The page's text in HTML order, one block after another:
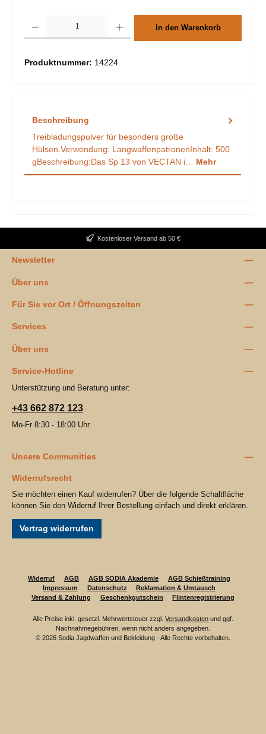
In den Warenkorb
Produktnummer: 14224
Beschreibung
Treibladungspulver für besonders große
Hülsen.Verwendung: LangwaffenpatronenInhalt: 500
gBeschreibung:Das Sp 13 von VECTAN i… Mehr
Kostenloser Versand ab 50 €
Newsletter
Über uns
Für Sie vor Ort / Öffnungszeiten
Services
Über uns
Service-Hotline
Unterstützung und Beratung unter:
+43 662 872 123
Mo-Fr 8:30 - 18:00 Uhr
Unsere Communities
Widerrufsrecht
Sie möchten einen Kauf widerrufen? Über die folgende Schaltfläche
können Sie den Widerruf Ihrer Bestellung einfach und direkt erklären.
Vertrag widerrufen
Widerruf AGB AGB SODIA Akademie
AGB Schießtraining
Impressum
Datenschutz
Reklamation & Umtausch
Versand & Zahlung
Geschenkgutschein Flintenregistrierung
Alle Preise inkl. gesetzl. Mehrwertsteuer zzgl. Versandkosten und ggf.
Nachnahmegebühren, wenn nicht anders angegeben.
© 2026 Sodia Jagdwaffen und Bekleidung - Alle Rechte vorbehalten.